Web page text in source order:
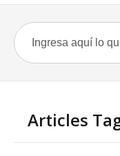
Articles